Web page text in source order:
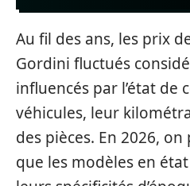
Au fil des ans, les prix
Gordini fluctués
influencés par l’état de
véhicules, leur
des pièces. En 2026,
que les modèles en